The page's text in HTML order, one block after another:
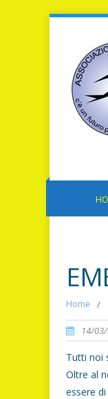
Home /
14/
Tutti noi
Oltre al
essere